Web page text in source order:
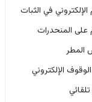
الإلكتروني في الثبات
على المنحدرات
الإلكتروني